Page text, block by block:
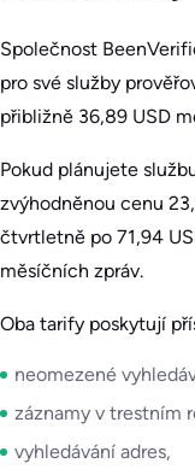
Společnost
pro své služby
přibližně 36,89 USD
Pokud plánujete
zvýhodněnou cenu
čtvrtletně po 71,94
měsíčních zpráv.
Oba tarify poskytují
neomezené
záznamy v trestním
vyhledávání adres,